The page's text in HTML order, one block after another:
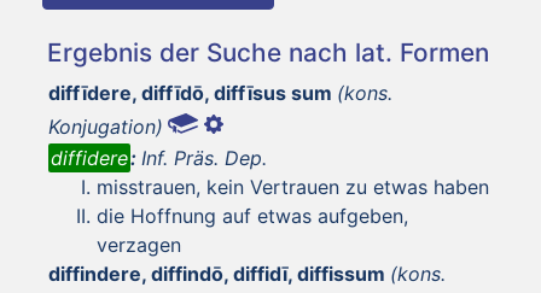
Ergebnis der Suche nach lat. Formen
diffīdere, diffīdō, diffīsus sum (kons.
Konjugation)
diffidere: Inf. Präs. Dep.
misstrauen, kein Vertrauen zu etwas haben
die Hoffnung auf etwas aufgeben,
verzagen
diffindere, diffindō, diffidī, diffissum (kons.